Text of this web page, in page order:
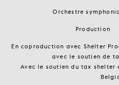
Orchestre
Production
En coproduction avec Shelter
avec le soutien de
Avec le soutien du tax shelter